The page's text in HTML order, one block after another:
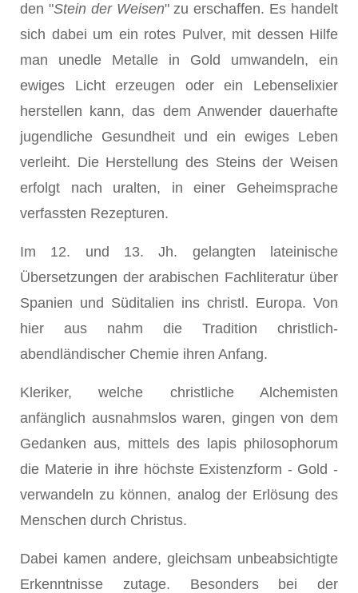
den "Stein der Weisen" zu erschaffen. Es handelt
sich dabei um ein rotes Pulver, mit dessen Hilfe
man unedle Metalle in Gold umwandeln, ein
ewiges Licht erzeugen oder ein Lebenselixier
herstellen kann, das dem Anwender dauerhafte
jugendliche Gesundheit und ein ewiges Leben
verleiht. Die Herstellung des Steins der Weisen
erfolgt nach uralten, in einer Geheimsprache
verfassten Rezepturen.
Im 12. und 13. Jh. gelangten lateinische
Übersetzungen der arabischen Fachliteratur über
Spanien und Süditalien ins christl. Europa. Von
hier aus nahm die Tradition christlich-
abendländischer Chemie ihren Anfang.
Kleriker, welche christliche Alchemisten
anfänglich ausnahmslos waren, gingen von dem
Gedanken aus, mittels des lapis philosophorum
die Materie in ihre höchste Existenzform - Gold -
verwandeln zu können, analog der Erlösung des
Menschen durch Christus.
Dabei kamen andere, gleichsam unbeabsichtigte
Erkenntnisse zutage. Besonders bei der